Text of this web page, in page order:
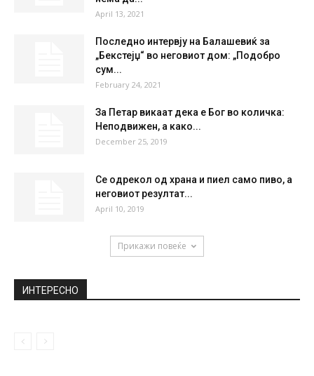
April 13, 2021
Последно интервју на Балашевиќ за
„Бекстејџ“ во неговиот дом: „Подобро
сум...
February 24, 2021
За Петар викаат дека е Бог во количка:
Неподвижен, а како...
December 25, 2019
Се одрекол од храна и пиел само пиво, а
неговиот резултат...
April 10, 2019
Прикажи повеќе
ИНТЕРЕСНО